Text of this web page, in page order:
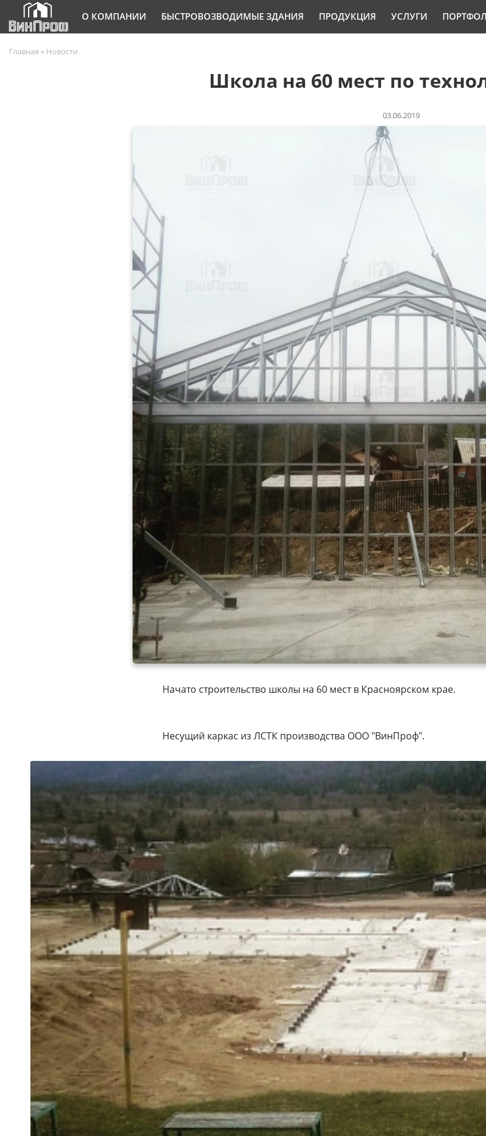
О КОМПАНИИ БЫСТРОВОЗВОДИМЫЕ ЗДАНИЯ ПРОДУКЦИЯ УСЛУГИ
Главная » Новости
Школа на 60 мест по
03.06.2019
Начато строительство школы на 60 мест в Красноярском крае.
Несущий каркас из ЛСТК производства ООО "ВинПроф".